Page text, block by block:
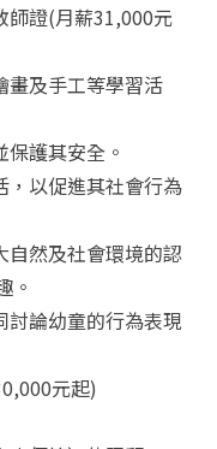
師證(月薪31,000元
畫及手工等學習活
護其安全。
，以促進其社會行為
自然及社會環境的認
。
討論幼童的行為表現
元起)